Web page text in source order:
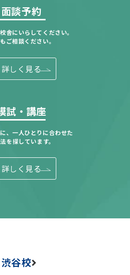
面談予約
舎にいらしてください。
ご相談ください。
詳しく見る
試・講座
、一人ひとりに合わせた
を探しています。
詳しく見る
渋谷校